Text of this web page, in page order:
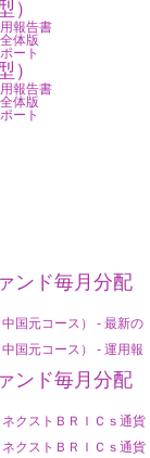
）
報告書
体版
ート
）
報告書
体版
ート
ンド毎月分配
国元コース） - 最新の
国元コース） - 運用報
ンド毎月分配
クストＢＲＩＣｓ通貨
クストＢＲＩＣｓ通貨